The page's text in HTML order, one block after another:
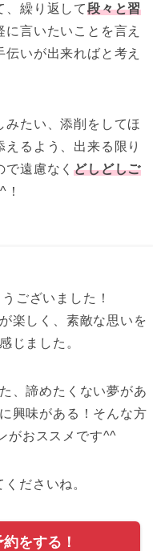
、繰り返して段々と習
言いたいことを言え
いが出来ればと考え
みたい、添削をしてほ
るよう、出来る限り
で遠慮なくどしどしご
ございました！
楽しく、素敵な思いを
じました。
、諦めたくない夢があ
興味がある！そんな方
がおススメです^^
ださいね。
をする！